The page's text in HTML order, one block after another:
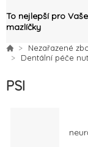
To nejlepší pro Vaše
mazlíčky
Nezařazené
Dentální péče
PSI